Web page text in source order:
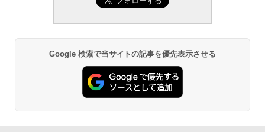
Google 検索で当サイトの記事を優先表示させる